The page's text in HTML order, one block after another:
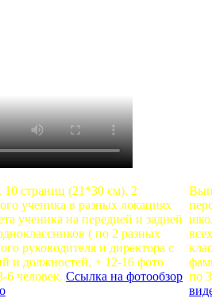
страниц (21*30 см). 2
ученика в разных локациях
ученика на передней и задней
( по 2 разных
руководителя и директора с
и должностей, + 12-16 фото
6 человек. Ссылка на фотообзор по